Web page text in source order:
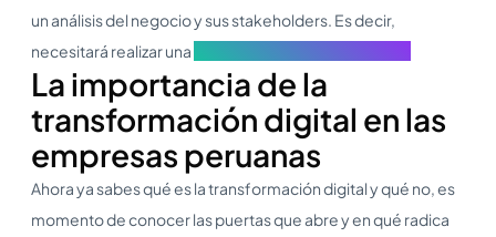
un análisis del negocio y sus stakeholders. Es decir,
necesitará realizar una
La importancia de la
transformación digital en las
empresas peruanas
Ahora ya sabes qué es la transformación digital y qué no, es
momento de conocer las puertas que abre y en qué radica